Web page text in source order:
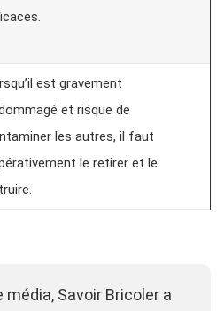
est gravement
et risque de
les autres, il faut
le retirer et le
média, Savoir Bricoler a